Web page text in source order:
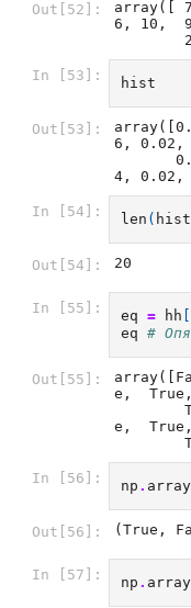
Out[52]:
array([
6, 10,
In [53]: hist
Out[53]:
6, 0.02,
4, 0.02,
In [54]: len ( hist
Out[54]: 20
In [55]: eq = hh [
eq
#
Out[55]:
e,
e,
In [56]: np . array
Out[56]: (True,
In [57]: np . array